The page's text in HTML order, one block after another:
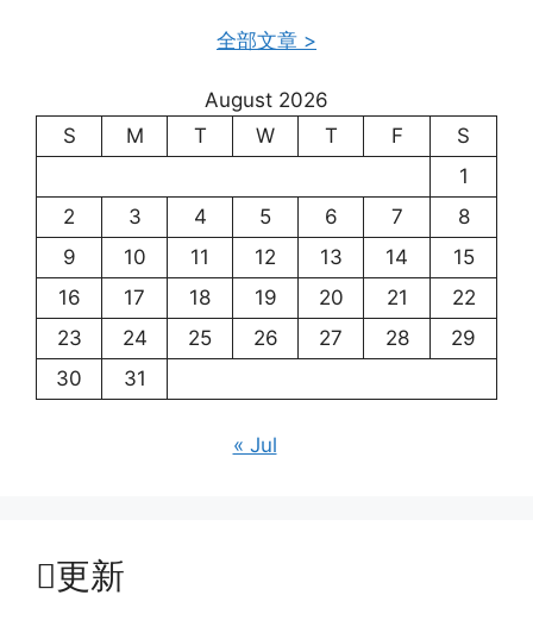
全部文章 >
August 2026
S
M T W T F
S
1
2
3 4 5 6 7
8
9
10 11 12 13 14
15
16
17 18 19 20 21
22
23
24 25 26 27 28
29
30
31
« Jul
更新